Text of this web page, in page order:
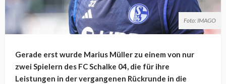
Foto: IMAGO
Gerade erst wurde Marius Müller zu einem von nur
zwei Spielern des FC Schalke 04, die für ihre
Leistungen in der vergangenen Rückrunde in die